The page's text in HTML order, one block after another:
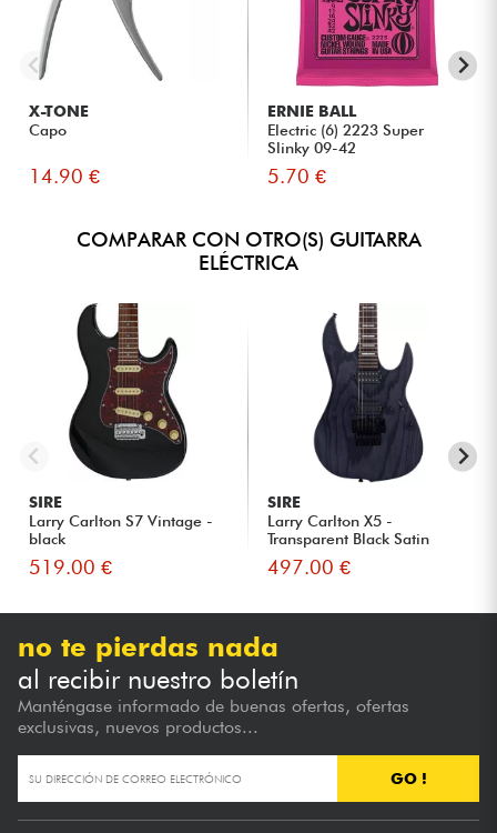
X-TONE
Capo
14.90 €
ERNIE BALL
Electric (6) 2223 Super
Slinky 09-42
5.70 €
COMPARAR CON OTRO(S) GUITARRA
ELÉCTRICA
SIRE
Larry Carlton S7 Vintage -
black
519.00 €
SIRE
Larry Carlton X5 -
Transparent Black Satin
497.00 €
no te pierdas nada
al recibir nuestro boletín
Manténgase informado de buenas ofertas, ofertas
exclusivas, nuevos productos...
GO !